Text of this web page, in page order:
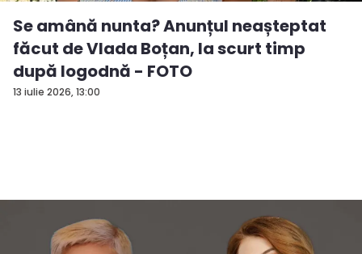
13 iulie 2026, 13:00
Se amână nunta? Anunțul neașteptat
făcut de Vlada Boțan, la scurt timp
după logodnă - FOTO